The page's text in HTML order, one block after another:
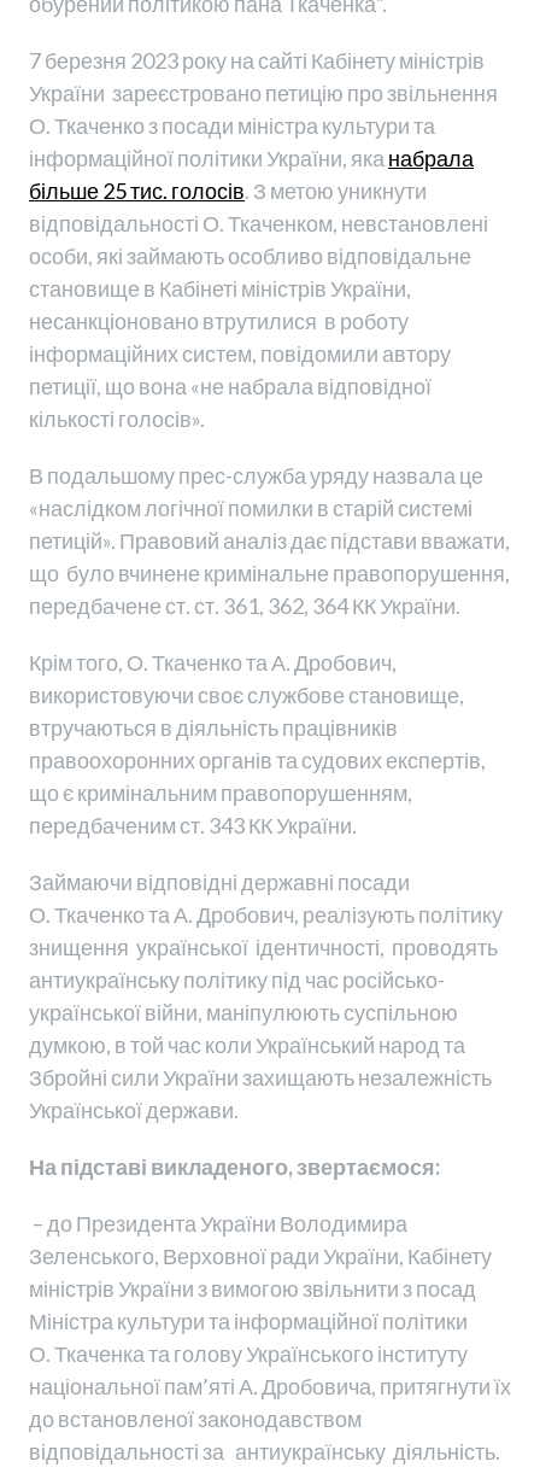
7 березня 2023 року на сайті Кабінету міністрів
України зареєстровано петицію про звільнення
О. Ткаченко з посади міністра культури та
інформаційної політики України, яка набрала
більше 25 тис. голосів. З метою уникнути
відповідальності О. Ткаченком, невстановлені
особи, які займають особливо відповідальне
становище в Кабінеті міністрів України,
несанкціоновано втрутилися в роботу
інформаційних систем, повідомили автору
петиції, що вона «не набрала відповідної
кількості голосів».
В подальшому прес-служба уряду назвала це
«наслідком логічної помилки в старій системі
петицій». Правовий аналіз дає підстави вважати,
що було вчинене кримінальне правопорушення,
передбачене ст. ст. 361, 362, 364 КК України.
Крім того, О. Ткаченко та А. Дробович,
використовуючи своє службове становище,
втручаються в діяльність працівників
правоохоронних органів та судових експертів,
що є кримінальним правопорушенням,
передбаченим ст. 343 КК України.
Займаючи відповідні державні посади
О. Ткаченко та А. Дробович, реалізують політику
знищення української ідентичності, проводять
антиукраїнську політику під час російсько-
української війни, маніпулюють суспільною
думкою, в той час коли Український народ та
Збройні сили України захищають незалежність
Української держави.
На підставі викладеного, звертаємося:
– до Президента України Володимира
Зеленського, Верховної ради України, Кабінету
міністрів України з вимогою звільнити з посад
Міністра культури та інформаційної політики
О. Ткаченка та голову Українського інституту
національної пам’яті А. Дробовича, притягнути їх
до встановленої законодавством
відповідальності за антиукраїнську діяльність.